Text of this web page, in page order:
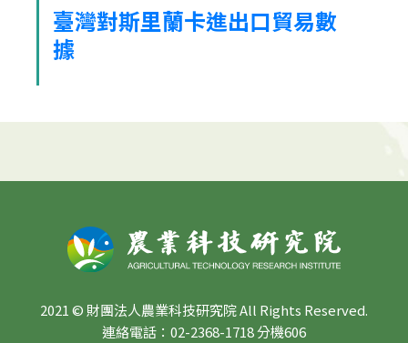
臺灣對斯里蘭卡進出口貿易數
據
2021 © 財團法人農業科技研究院 All Rights Reserved.
連絡電話：02-2368-1718 分機606